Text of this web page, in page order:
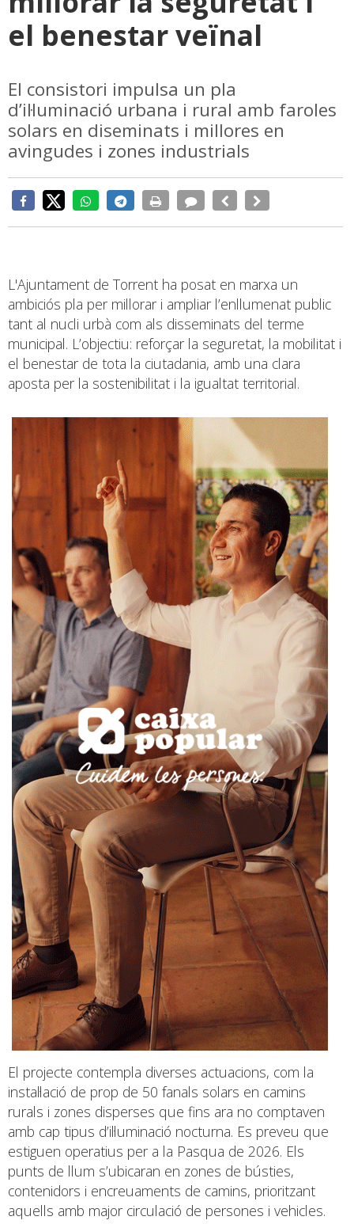
el benestar veïnal
El consistori impulsa un pla
d’il·luminació urbana i rural amb faroles
solars en diseminats i millores en
avingudes i zones industrials
L'Ajuntament de Torrent ha posat en marxa un
ambiciós pla per millorar i ampliar l’enllumenat public
tant al nucli urbà com als disseminats del terme
municipal. L’objectiu: reforçar la seguretat, la mobilitat i
el benestar de tota la ciutadania, amb una clara
aposta per la sostenibilitat i la igualtat territorial.
El projecte contempla diverses actuacions, com la
instal·lació de prop de 50 fanals solars en camins
rurals i zones disperses que fins ara no comptaven
amb cap tipus d’il·luminació nocturna. Es preveu que
estiguen operatius per a la Pasqua de 2026. Els
punts de llum s’ubicaran en zones de bústies,
contenidors i encreuaments de camins, prioritzant
aquells amb major circulació de persones i vehicles.